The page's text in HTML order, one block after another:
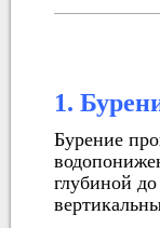
1.
Бурение
глубиной